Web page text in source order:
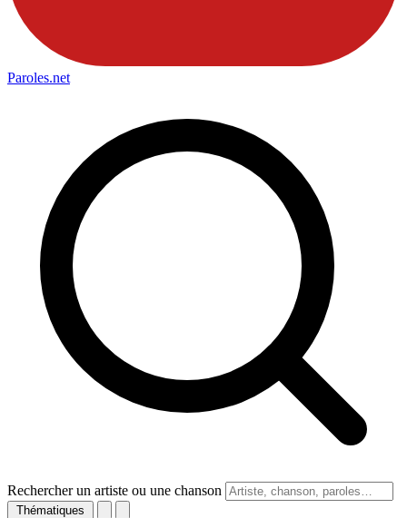
Paroles.net
Rechercher un artiste ou une chanson
Thématiques